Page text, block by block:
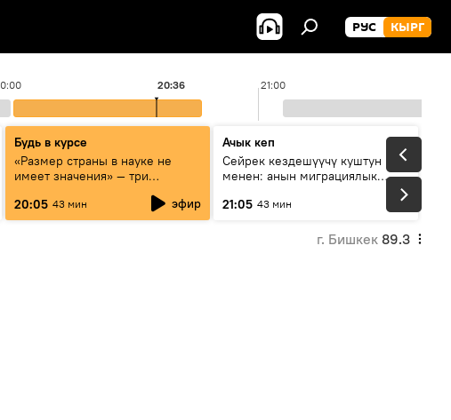
РУС КЫРГ
21:00
20:36
Будь в курсе
«Размер страны в науке не
имеет значения» — три
эксперта о сотрудничестве
России и Кыргызстана в
образовании и исследованиях
20:05 43 мин эфир
Ачык кеп
Сейрек кездешүүчү куштун изи
менен: анын миграциялык
21:05 43 мин
г. Бишкек 89.3